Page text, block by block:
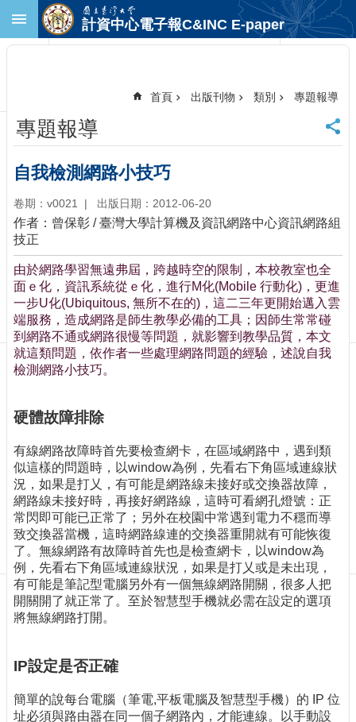
跳到主要內容區塊
首
頁
臺
大
首
頁
計
中
首
頁
聯
絡
資
訊
取
網
站
導
覽
最
新
消
息
關
們
出
版
計資中心電子報C&INC E-paper
首頁 出版刊物 類別 專題報導
專題報導
自我檢測網路小技巧
卷期：v0021 出版日期：2012-06-20
作者：曾保彰 / 臺灣大學計算機及資訊網路中心資訊網路組
技正
由於網路學習無遠弗屆，跨越時空的限制，本校教室也全
面ｅ化，資訊系統從ｅ化，進行M化(Mobile 行動化)，更進
一步U化(Ubiquitous, 無所不在的)，這二三年更開始邁入雲
端服務，造成網路是師生教學必備的工具；因師生常常碰
到網路不通或網路很慢等問題，就影響到教學品質，本文
就這類問題，依作者一些處理網路問題的經驗，述說自我
檢測網路小技巧。
硬體故障排除
有線網路故障時首先要檢查網卡，在區域網路中，遇到類
似這樣的問題時，以window為例，先看右下角區域連線狀
況，如果是打乂，有可能是網路線未接好或交換器故障，
網路線未接好時，再接好網路線，這時可看網孔燈號：正
常閃即可能已正常了；另外在校園中常遇到電力不穩而導
致交換器當機，這時網路線連的交換器重開就有可能恢復
了。無線網路有故障時首先也是檢查網卡，以window為
例，先看右下角區域連線狀況，如果是打乂或是未出現，
有可能是筆記型電腦另外有一個無線網路開關，很多人把
開關開了就正常了。至於智慧型手機就必需在設定的選項
將無線網路打開。
IP設定是否正確
簡單的說每台電腦（筆電,平板電腦及智慧型手機）的 IP 位
址必須與路由器在同一個子網路內，才能連線。以手動設